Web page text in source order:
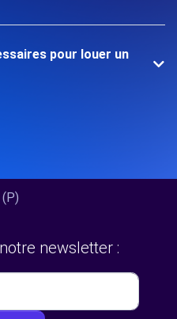
pour louer un
newsletter :